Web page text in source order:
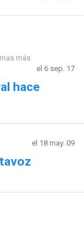
más
el 6 sep. 17
hace
el 18 may. 09